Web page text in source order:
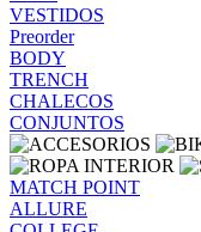
VESTIDOS
Preorder
BODY
TRENCH
CHALECOS
CONJUNTOS
MATCH POINT
ALLURE